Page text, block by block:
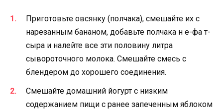
Приготовьте овсянку (полчака), смешайте их с
нарезанным бананом, добавьте полчака н е-фа т-
сыра и налейте все эти половину литра
сывороточного молока. Смешайте смесь с
блендером до хорошего соединения.
Смешайте домашний йогурт с низким
содержанием пищи с ранее запеченным яблоком